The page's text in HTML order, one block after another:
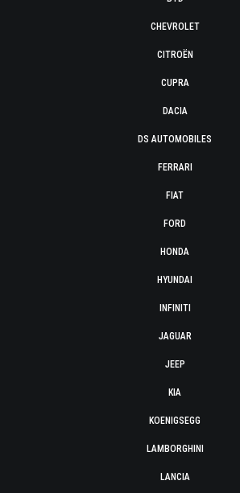
CHEVROLET
CITROËN
CUPRA
DACIA
DS AUTOMOBILES
FERRARI
FIAT
FORD
HONDA
HYUNDAI
INFINITI
JAGUAR
JEEP
KIA
KOENIGSEGG
LAMBORGHINI
LANCIA